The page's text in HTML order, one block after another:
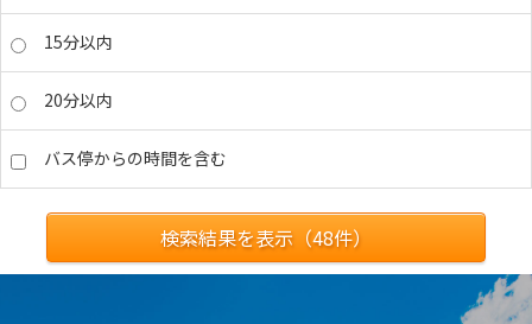
15分以内
20分以内
バス停からの時間を含む
検索結果を表示（48件）